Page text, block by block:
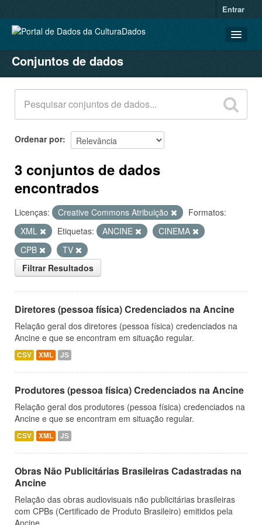
Entrar
CONJUNTOS DE DADOS
ORGANIZAÇÕES
GRUPOS
SOBRE
Conjuntos de dados
Ordenar por
3 conjuntos de dados
encontrados
Licenças: Creative Commons Atribuição
Formatos:
XML
Etiquetas: ANCINE
CINEMA
CPB
TV
Filtrar Resultados
Diretores (pessoa física) Credenciados na Ancine
Relação geral dos diretores (pessoa física) credenciados na
Ancine e que se encontram em situação regular.
CSV XML JS
Produtores (pessoa física) Credenciados na Ancine
Relação geral dos produtores (pessoa física) credenciados na
Ancine e que se encontram em situação regular.
CSV XML JS
Obras Não Publicitárias Brasileiras Cadastradas na
Ancine
Relação das obras audiovisuais não publicitárias brasileiras
com CPBs (Certificado de Produto Brasileiro) emitidos pela
Ancine.